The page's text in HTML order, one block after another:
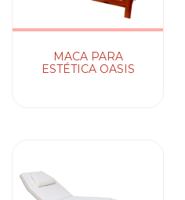
MACA PARA
ESTÉTICA OASIS